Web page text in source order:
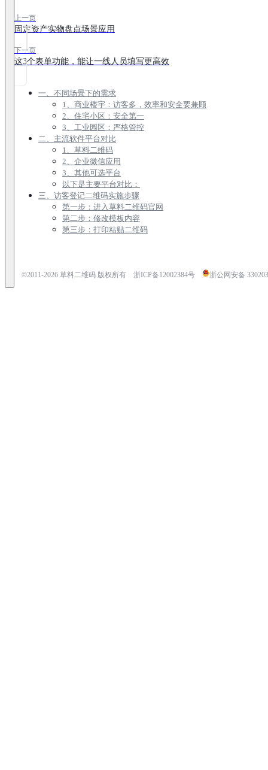
上一页
固定资产实物盘点场景应用
下一页
这3个表单功能，能让一线人员填写更高效
一、不同场景下的需求
1、商业楼宇：访客多，效率和安全要兼顾
2、住宅小区：安全第一
3、工业园区：严格管控
二、主流软件平台对比
1、草料二维码
2、企业微信应用
3、其他可选平台
以下是主要平台对比：
三、访客登记二维码实施步骤
第一步：进入草料二维码官网
第二步：修改模板内容
第三步：打印粘贴二维码
©2011-2026草料二维码 版权所有 浙ICP备12002384号 浙公网安备